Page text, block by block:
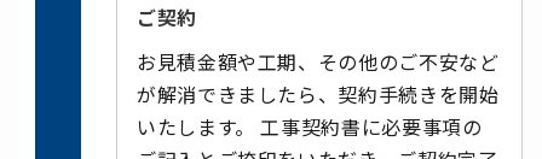
ご契約
お見積金額や工期、その他のご不安など
が解消できましたら、契約手続きを開始
いたします。 工事契約書に必要事項の